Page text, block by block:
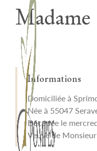
Informations
Domiciliée à
Née à 55047
Décédée le
Veuve de